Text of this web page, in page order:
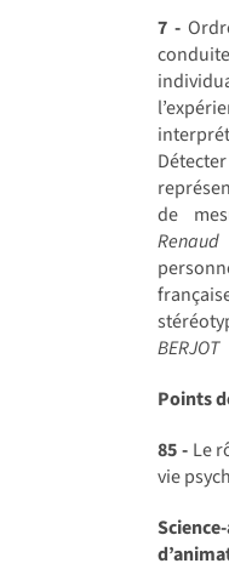
7 -
de
Renaud
BERJOT
Points
85 -Le
vie